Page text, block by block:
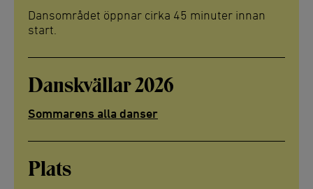
Dansområdet öppnar cirka 45 minuter innan
start.
Danskvällar 2026
Sommarens alla danser
Plats